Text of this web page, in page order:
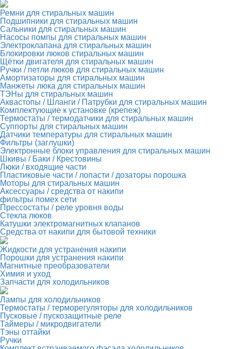
Ремни для стиральных машин
Подшипники для стиральных машин
Сальники для стиральных машин
Насосы помпы для стиральных машин
Электроклапана для стиральных машин
Блокировки люков стиральных машин
Щётки двигателя для стиральных машин
Ручки / петли люков для стиральных машин
Амортизаторы для стиральных машин
Манжеты люка для стиральных машин
ТЭНы для стиральных машин
Аквастопы / Шланги / Патрубки для стиральных машин
Комплектующие к установке (крепеж)
Термостаты / термодатчики для стиральных машин
Суппорты для стиральных машин
Датчики температуры для стиральных машин
Фильтры (заглушки)
Электронные блоки управления для стиральных машин
Шкивы / Баки / Крестовины
Люки / входящие части
Пластиковые части / лопасти / дозаторы порошка
Моторы для стиральных машин
Аксессуары / средства от накипи
фильтры помех сети
Прессостаты / реле уровня воды
Стекла люков
Катушки электромагнитных клапанов
Средства от накипи для бытовой техники
Жидкости для устранения накипи
Порошки для устранения накипи
Магнитные преобразователи
Химия и уход
Запчасти для холодильников
Лампы для холодильников
Термостаты / терморегуляторы для холодильников
Пусковые / пускозащитные реле
Таймеры / микродвигатели
Тэны оттайки
Ручки